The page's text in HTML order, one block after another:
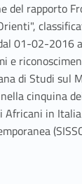
del rapporto
01-02-2016
e
di Studi sul
cinquina
in